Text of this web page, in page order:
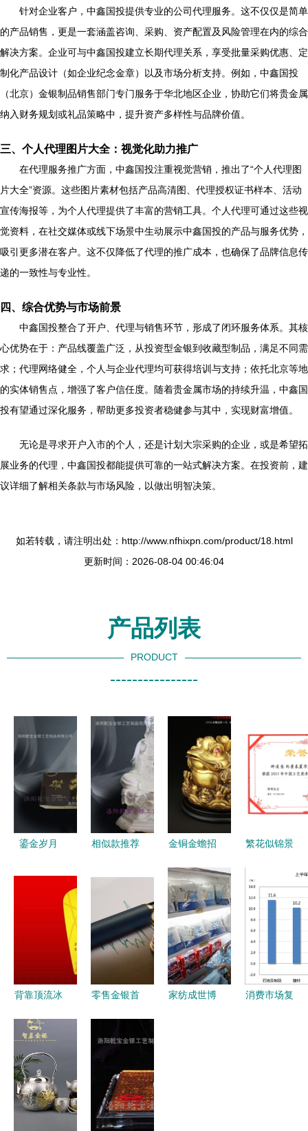
针对企业客户，中鑫国投提供专业的公司代理服务。这不仅仅是简单
的产品销售，更是一套涵盖咨询、采购、资产配置及风险管理在内的综合
解决方案。企业可与中鑫国投建立长期代理关系，享受批量采购优惠、定
制化产品设计（如企业纪念金章）以及市场分析支持。例如，中鑫国投
（北京）金银制品销售部门专门服务于华北地区企业，协助它们将贵金属
纳入财务规划或礼品策略中，提升资产多样性与品牌价值。
三、个人代理图片大全：视觉化助力推广
在代理服务推广方面，中鑫国投注重视觉营销，推出了“个人代理图
片大全”资源。这些图片素材包括产品高清图、代理授权证书样本、活动
宣传海报等，为个人代理提供了丰富的营销工具。个人代理可通过这些视
觉资料，在社交媒体或线下场景中生动展示中鑫国投的产品与服务优势，
吸引更多潜在客户。这不仅降低了代理的推广成本，也确保了品牌信息传
递的一致性与专业性。
四、综合优势与市场前景
中鑫国投整合了开户、代理与销售环节，形成了闭环服务体系。其核
心优势在于：产品线覆盖广泛，从投资型金银到收藏型制品，满足不同需
求；代理网络健全，个人与企业代理均可获得培训与支持；依托北京等地
的实体销售点，增强了客户信任度。随着贵金属市场的持续升温，中鑫国
投有望通过深化服务，帮助更多投资者稳健参与其中，实现财富增值。
无论是寻求开户入市的个人，还是计划大宗采购的企业，或是希望拓
展业务的代理，中鑫国投都能提供可靠的一站式解决方案。在投资前，建
议详细了解相关条款与市场风险，以做出明智决策。
如若转载，请注明出处：http://www.nfhixpn.com/product/18.html
更新时间：2026-08-04 00:46:04
产品列表
PRODUCT
----------------
鎏金岁月
相似款推荐
音订购全面
解析
金铜金蟾招
金属工艺品
定做与工厂
直销全解析
繁花似锦景
珐琅厂金银
制品的匠心
背靠顶流冰
金银制品公
司的涨停传
奇
零售金银首
计算公式与
家纺成世博
消费市场复